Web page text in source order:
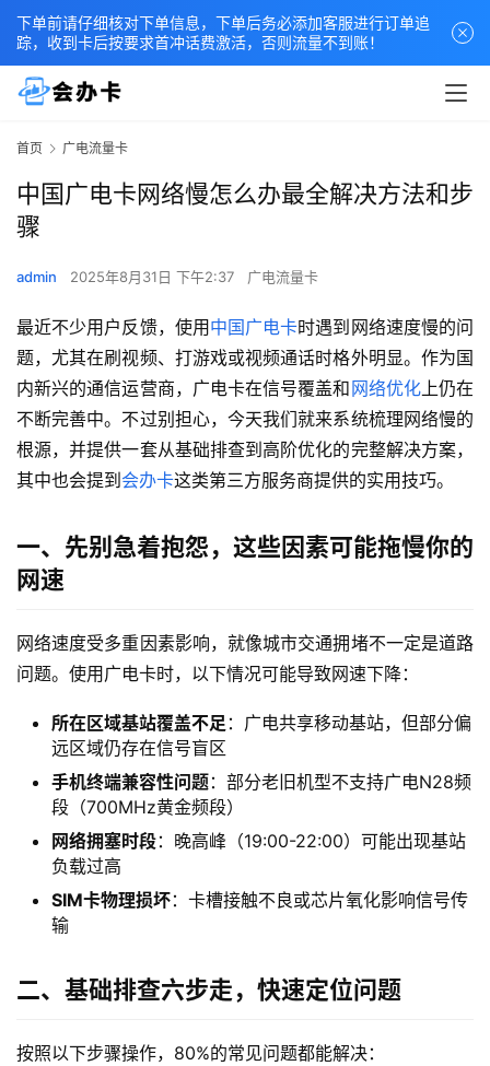
首页 广电流量卡
中国广电卡网络慢怎么办最全解决方法和步
骤
admin 2025年8月31日 下午2:37 广电流量卡
最近不少用户反馈，使用 中国广电卡时遇到网络速度慢的问
题，尤其在刷视频、打游戏或视频通话时格外明显。作为国
内新兴的通信运营商，广电卡在信号覆盖和 网络优化上仍在
不断完善中。不过别担心，今天我们就来系统梳理网络慢的
根源，并提供一套从基础排查到高阶优化的完整解决方案，
其中也会提到 会办卡这类第三方服务商提供的实用技巧。
一、先别急着抱怨，这些因素可能拖慢你的
网速
网络速度受多重因素影响，就像城市交通拥堵不一定是道路
问题。使用广电卡时，以下情况可能导致网速下降：
所在区域基站覆盖不足 ：广电共享移动基站，但部分偏
远区域仍存在信号盲区
手机终端兼容性问题：部分老旧机型不支持广电N28频
段（700MHz黄金频段）
网络拥塞时段：晚高峰（19:00-22:00）可能出现基站
负载过高
SIM卡物理损坏：卡槽接触不良或芯片氧化影响信号传
输
二、基础排查六步走，快速定位问题
按照以下步骤操作，80%的常见问题都能解决：
下单前请仔细核对下单信息，下单后务必添加客服进行订单追
踪，收到卡后按要求首冲话费激活，否则流量不到账！